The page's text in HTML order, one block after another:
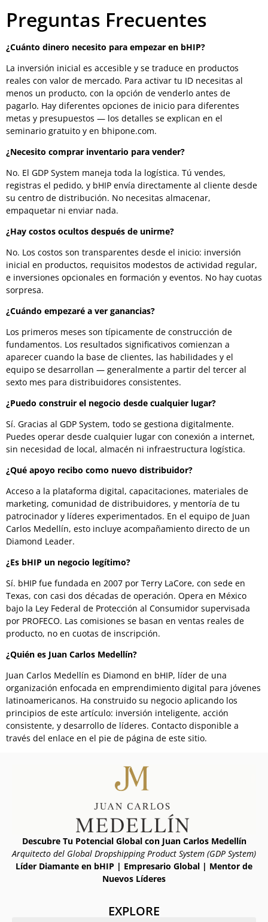
Preguntas Frecuentes
¿Cuánto dinero necesito para empezar en bHIP?
La inversión inicial es accesible y se traduce en productos
reales con valor de mercado. Para activar tu ID necesitas al
menos un producto, con la opción de venderlo antes de
pagarlo. Hay diferentes opciones de inicio para diferentes
metas y presupuestos — los detalles se explican en el
seminario gratuito y en bhipone.com.
¿Necesito comprar inventario para vender?
No. El GDP System maneja toda la logística. Tú vendes,
registras el pedido, y bHIP envía directamente al cliente desde
su centro de distribución. No necesitas almacenar,
empaquetar ni enviar nada.
¿Hay costos ocultos después de unirme?
No. Los costos son transparentes desde el inicio: inversión
inicial en productos, requisitos modestos de actividad regular,
e inversiones opcionales en formación y eventos. No hay cuotas
sorpresa.
¿Cuándo empezaré a ver ganancias?
Los primeros meses son típicamente de construcción de
fundamentos. Los resultados significativos comienzan a
aparecer cuando la base de clientes, las habilidades y el
equipo se desarrollan — generalmente a partir del tercer al
sexto mes para distribuidores consistentes.
¿Puedo construir el negocio desde cualquier lugar?
Sí. Gracias al GDP System, todo se gestiona digitalmente.
Puedes operar desde cualquier lugar con conexión a internet,
sin necesidad de local, almacén ni infraestructura logística.
¿Qué apoyo recibo como nuevo distribuidor?
Acceso a la plataforma digital, capacitaciones, materiales de
marketing, comunidad de distribuidores, y mentoría de tu
patrocinador y líderes experimentados. En el equipo de Juan
Carlos Medellín, esto incluye acompañamiento directo de un
Diamond Leader.
¿Es bHIP un negocio legítimo?
Sí. bHIP fue fundada en 2007 por Terry LaCore, con sede en
Texas, con casi dos décadas de operación. Opera en México
bajo la Ley Federal de Protección al Consumidor supervisada
por PROFECO. Las comisiones se basan en ventas reales de
producto, no en cuotas de inscripción.
¿Quién es Juan Carlos Medellín?
Juan Carlos Medellín es Diamond en bHIP, líder de una
organización enfocada en emprendimiento digital para jóvenes
latinoamericanos. Ha construido su negocio aplicando los
principios de este artículo: inversión inteligente, acción
consistente, y desarrollo de líderes. Contacto disponible a
través del enlace en el pie de página de este sitio.
Descubre Tu Potencial Global con Juan Carlos Medellín
Arquitecto del Global Dropshipping Product System (GDP System)
Líder Diamante en bHIP | Empresario Global | Mentor de
Nuevos Líderes
EXPLORE